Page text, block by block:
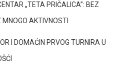
„TETA PRIČALICA”: BEZ
AKTIVNOSTI
I DOMAĆIN PRVOG TURNIRA U